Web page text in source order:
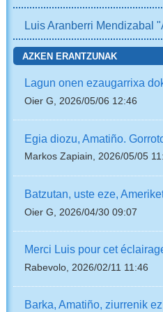
Luis Aranberri Mendizabal
AZKEN ERANTZUNAK
Lagun onen ezaugarrixa
Oier G, 2026/05/06 12:46
Egia diozu, Amatiño.
Markos Zapiain, 2026/05/05
Batzutan, uste eze,
Oier G, 2026/04/30 09:07
Merci Luis pour cet
Rabevolo, 2026/02/11 11:46
Barka, Amatiño, ziurrenik ez